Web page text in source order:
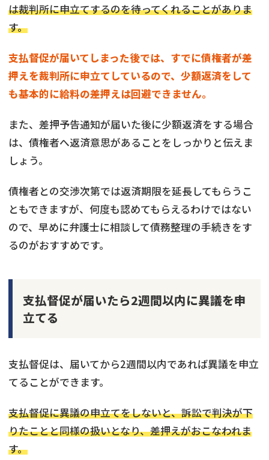
は裁判所に申立てするのを待ってくれることがありま
す。
支払督促が届いてしまった後では、すでに債権者が差
押えを裁判所に申立てしているので、少額返済をして
も基本的に給料の差押えは回避できません。
また、差押予告通知が届いた後に少額返済をする場合
は、債権者へ返済意思があることをしっかりと伝えま
しょう。
債権者との交渉次第では返済期限を延長してもらうこ
ともできますが、何度も認めてもらえるわけではない
ので、早めに弁護士に相談して債務整理の手続きをす
るのがおすすめです。
支払督促が届いたら2週間以内に異議を申
立てる
支払督促は、届いてから2週間以内であれば異議を申立
てることができます。
支払督促に異議の申立てをしないと、訴訟で判決が下
りたことと同様の扱いとなり、差押えがおこなわれま
す。